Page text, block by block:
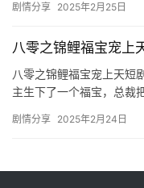
要…
剧情分享 2025年2月25日
八零之锦鲤福宝宠上
八零之锦鲤福宝宠上天短
主生下了一个福宝，总裁
情介…
剧情分享 2025年2月24日